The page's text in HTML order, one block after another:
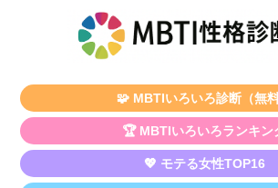
🧩 MBTIいろいろ診断（無料
🏆 MBTIいろいろランキン
💖 モテる女性TOP16